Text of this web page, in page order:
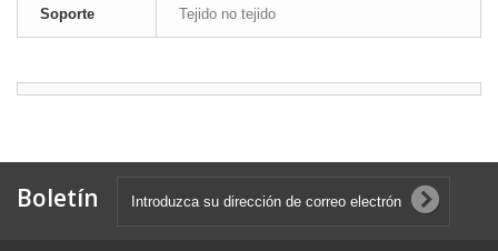
Soporte Tejido no tejido
Boletín